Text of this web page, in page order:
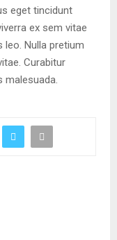
eget tincidunt
ex sem vitae
leo. Nulla pretium
Curabitur